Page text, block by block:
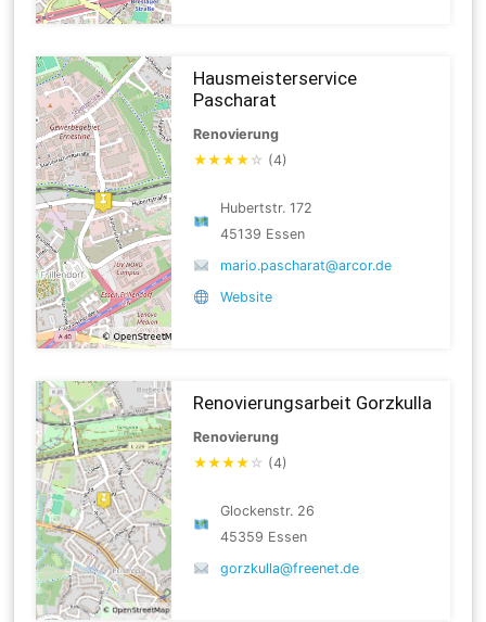
Hausmeisterservice
Pascharat
Renovierung
★★★★ ☆ (4)
Hubertstr. 172
45139 Essen
mario.pascharat@arcor.de
Website
Renovierungsarbeit Gorzkulla
Renovierung
★★★★ ☆ (4)
Glockenstr. 26
45359 Essen
gorzkulla@freenet.de